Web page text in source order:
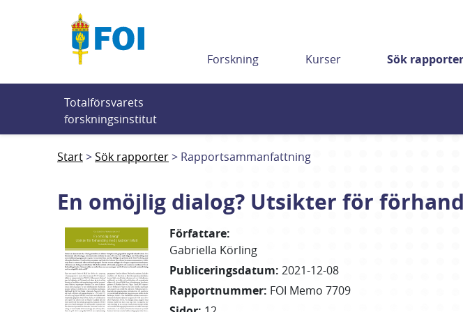
Forskning Kurser Sök rapporter
Totalförsvarets
forskningsinstitut
Start Sök rapporter Rapportsammanfattning
En omöjlig dialog? Utsikter för
Författare:
Gabriella Körling
Publiceringsdatum: 2021-12-08
Rapportnummer: FOI Memo 7709